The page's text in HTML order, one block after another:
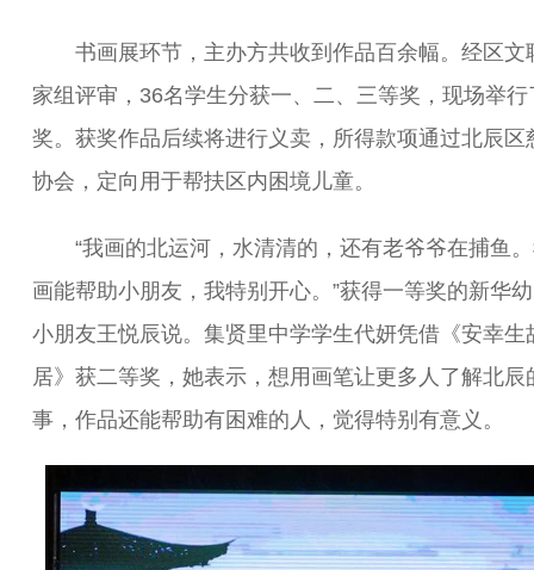
书画展环节，主办方共收到作品百余幅。经区文
家组评审，36名学生分获一、二、三等奖，现场举行
奖。获奖作品后续将进行义卖，所得款项通过北辰区
协会，定向用于帮扶区内困境儿童。
“我画的北运河，水清清的，还有老爷爷在捕鱼
画能帮助小朋友，我特别开心。”获得一等奖的新华
小朋友王悦辰说。集贤里中学学生代妍凭借《安幸生
居》获二等奖，她表示，想用画笔让更多人了解北辰
事，作品还能帮助有困难的人，觉得特别有意义。